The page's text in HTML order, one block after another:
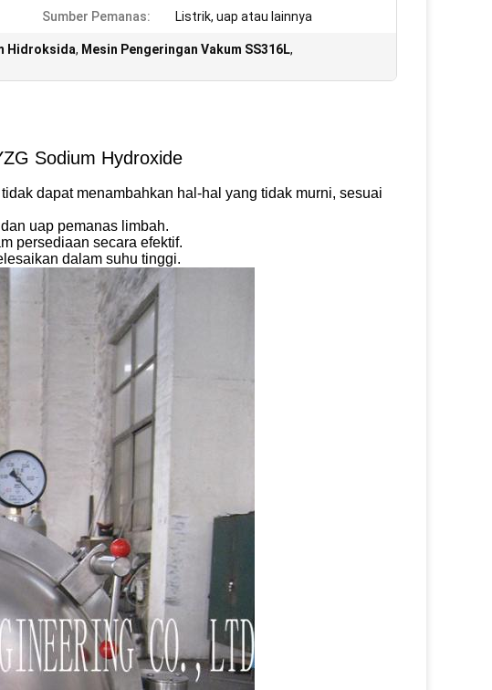
Sumber Pemanas: Listrik, uap atau lainnya
Hidroksida, Mesin Pengeringan Vakum SS316L,
Sodium Hydroxide
dapat menambahkan hal-hal yang tidak murni, sesuai
uap pemanas limbah.
persediaan secara efektif.
dalam suhu tinggi.